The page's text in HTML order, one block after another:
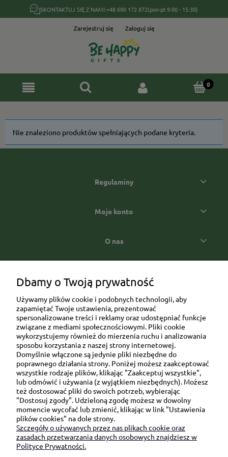
SKONTAKTUJ SIĘ Z NAMI:+48 690 172 872(pon-pt 9:00 - 15:30)
Zarejestruj się Zaloguj się
Nie znaleziono produktów spełniających podane kryteria.
Regulaminy
Moje konto
O nas
Ul. Brukowa 6/8 lok. 57/58
91-341 Łódź
NIP: 6751510615
SKONTAKTUJ SIĘ Z NAMI:
sklep@be-happygifts.com
+48 690 172 872
(pon-pt 9:00 - 15:30)
Dbamy o Twoją prywatność
Używamy plików cookie i podobnych technologii, aby
zapamiętać Twoje ustawienia, prezentować
spersonalizowane treści i reklamy oraz udostępniać funkcje
związane z mediami społecznościowymi. Pliki cookie
wykorzystujemy również do mierzenia ruchu i analizowania
sposobu korzystania z naszej strony internetowej.
Domyślnie włączone są jedynie pliki niezbędne do
poprawnego działania strony. Poniżej możesz zaakceptować
wszystkie rodzaje plików, klikając "Zaakceptuj wszystkie",
lub odmówić i używania (z wyjątkiem niezbędnych). Możesz
też dostosować pliki do swoich potrzeb, wybierając
"Dostosuj zgody". Udzieloną zgodę możesz w dowolny
momencie wycofać lub zmienić, klikając w link "Ustawienia
plików cookies" na dole strony.
Szczegóły o używanych przez nas plikach cookie oraz
zasadach przetwarzania danych osobowych znajdziesz w
Polityce Prywatności.